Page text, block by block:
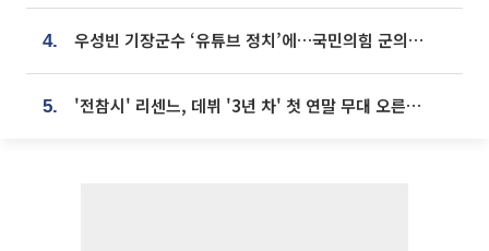
4. 우성빈 기장군수 ‘유튜브 정치’에…국민의힘 군의원들 집단 반발
5. '전참시' 리센느, 데뷔 '3년 차' 첫 연말 무대 오른다⋯"그동안 섭외 안 와"